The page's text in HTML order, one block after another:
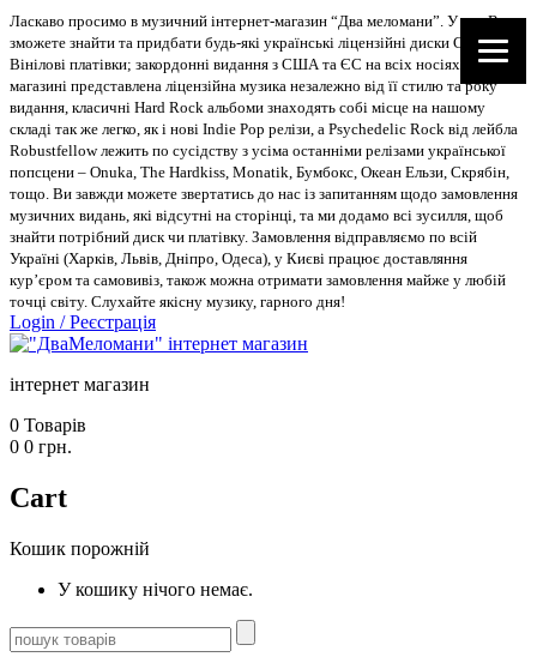
Ласкаво просимо в музичний інтернет-магазин “Два меломани”. У нас Ви
зможете знайти та придбати будь-які українські ліцензійні диски CD, DVD,
Вінілові платівки; закордонні видання з США та ЄС на всіх носіях. В
магазині представлена ліцензійна музика незалежно від її стилю та року
видання, класичні Hard Rock альбоми знаходять собі місце на нашому
складі так же легко, як і нові Indie Pop релізи, а Psychedelic Rock від лейбла
Robustfellow лежить по сусідству з усіма останніми релізами української
попсцени – Onuka, The Hardkiss, Monatik, Бумбокс, Океан Ельзи, Скрябін,
тощо. Ви завжди можете звертатись до нас із запитанням щодо замовлення
музичних видань, які відсутні на сторінці, та ми додамо всі зусилля, щоб
знайти потрібний диск чи платівку. Замовлення відправляємо по всій
Україні (Харків, Львів, Дніпро, Одеса), у Києві працює доставляння
кур’єром та самовивіз, також можна отримати замовлення майже у любій
точці світу. Слухайте якісну музику, гарного дня!
Login /Реєстрація
інтернет магазин
0 Товарів
0 0 грн.
Cart
Кошик порожній
У кошику нічого немає.